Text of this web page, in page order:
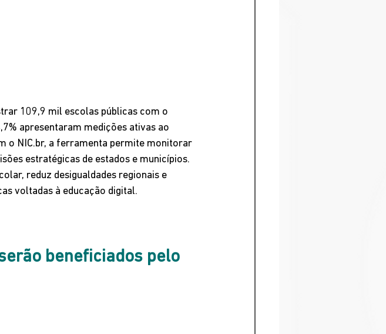
109,9 mil escolas públicas com o
apresentaram medições ativas ao
o NIC.br, a ferramenta permite monitorar
estratégicas de estados e municípios.
reduz desigualdades regionais e
voltadas à educação digital.
beneficiados pelo